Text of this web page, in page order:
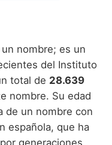
por K
por M
por N
por O
por P
nombre; es un
del Instituto
total de 28.639
nombre. Su edad
de un nombre con
española, que ha
generaciones